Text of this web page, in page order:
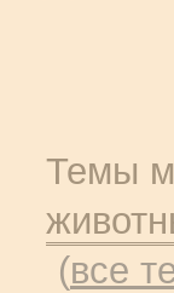
Темы
(все